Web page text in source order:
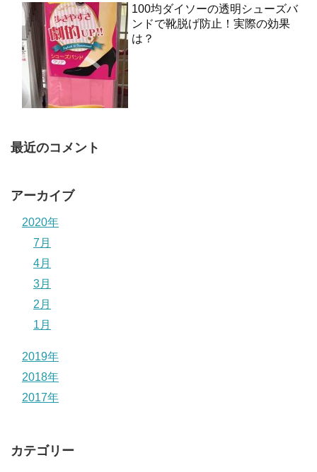
100均ダイソーの透明シューズバ
ンドで靴脱げ防止！実際の効果
は？
最近のコメント
アーカイブ
2020年
7月
4月
3月
2月
1月
2019年
2018年
2017年
カテゴリー